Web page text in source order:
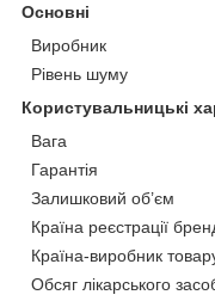
Основні
Виробник
Рівень шуму
Користувальницькі
Вага
Гарантія
Залишковий об’єм
Країна реєстрації
Країна-виробник
Обсяг лікарського